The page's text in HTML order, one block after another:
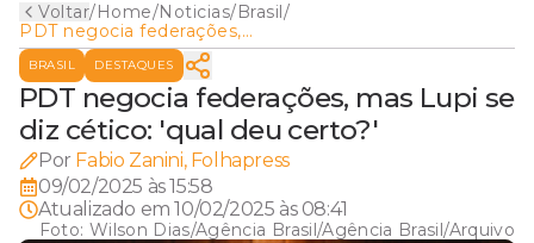
Voltar/Home/Noticias/Brasil/
PDT negocia federações,
mas Lupi se diz cético: 'qual
deu certo?'
BRASIL DESTAQUES
PDT negocia federações, mas Lupi se
diz cético: 'qual deu certo?'
Por Fabio Zanini, Folhapress
09/02/2025 às 15:58
Atualizado em10/02/2025 às 08:41
Foto: Wilson Dias/Agência Brasil/Agência Brasil/Arquivo